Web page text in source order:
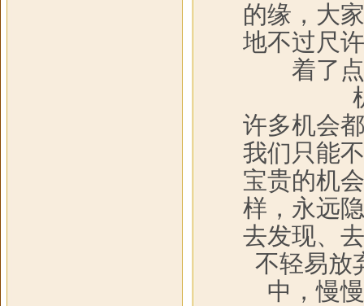
的缘，大
地不过尺
着了
许多机会
我们只能
宝贵的机
样，永远
去发现、
不轻易放
中，慢